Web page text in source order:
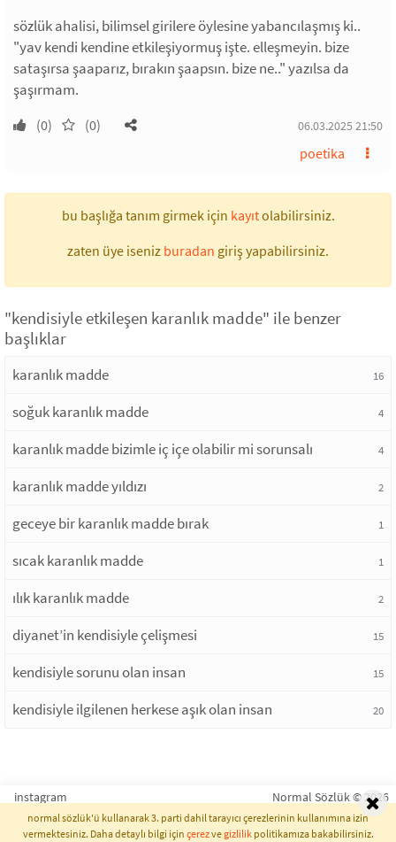
sözlük ahalisi, bilimsel girilere öylesine yabancılaşmış ki..
"yav kendi kendine etkileşiyormuş işte. elleşmeyin. bize
sataşırsa şaaparız, bırakın şaapsın. bize ne.." yazılsa da
şaşırmam.
(0) (0) 06.03.2025 21:50
poetika
bu başlığa tanım girmek için kayıtolabilirsiniz.
zaten üye iseniz buradan giriş yapabilirsiniz.
"kendisiyle etkileşen karanlık madde" ile benzer
başlıklar
karanlık madde 16
soğuk karanlık madde 4
karanlık madde bizimle iç içe olabilir mi sorunsalı 4
karanlık madde yıldızı 2
geceye bir karanlık madde bırak 1
sıcak karanlık madde 1
ılık karanlık madde 2
diyanet’in kendisiyle çelişmesi 15
kendisiyle sorunu olan insan 15
kendisiyle ilgilenen herkese aşık olan insan 20
instagram Normal Sözlük © 2026
normal sözlük'ü kullanarak 3. parti dahil tarayıcı çerezlerinin kullanımına izin
vermektesiniz. Daha detaylı bilgi için çerezvegizlilikpolitikamıza bakabilirsiniz.